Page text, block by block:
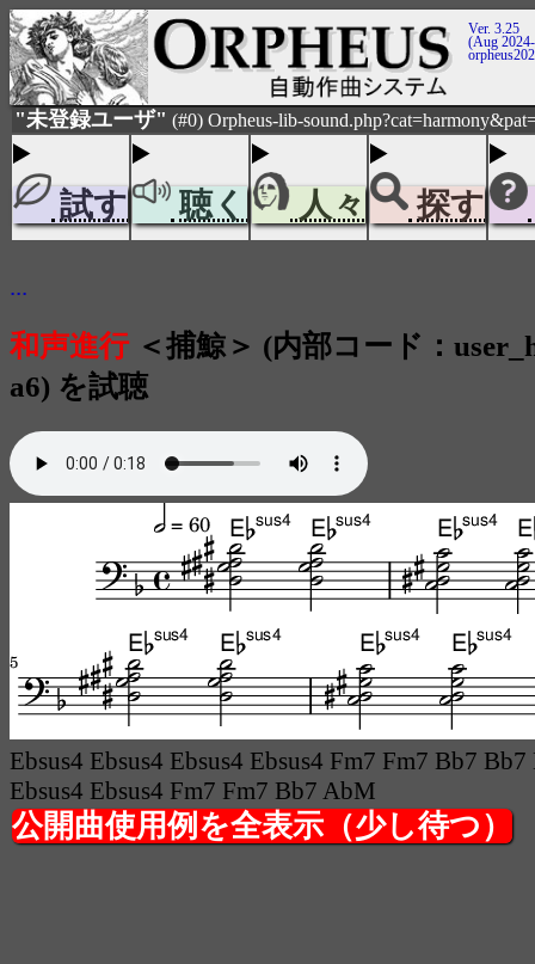
Ver. 3.25
(Aug
"未登録ユーザ" (#0) Orpheus-lib-
試す 聴く 人々 探す
...
和声進行＜捕鯨＞ (内部コード：
a6) を試聴
Ebsus4 Ebsus4 Ebsus4 Ebsus4 Fm7 Fm7 Bb7 Bb7
Ebsus4 Ebsus4 Fm7 Fm7 Bb7 AbM
公開曲使用例を全表示（少し待つ）